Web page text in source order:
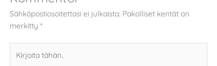
Sähköpostiosoitettasi ei julkaista. Pakolliset kentät on
merkitty *
tähän..